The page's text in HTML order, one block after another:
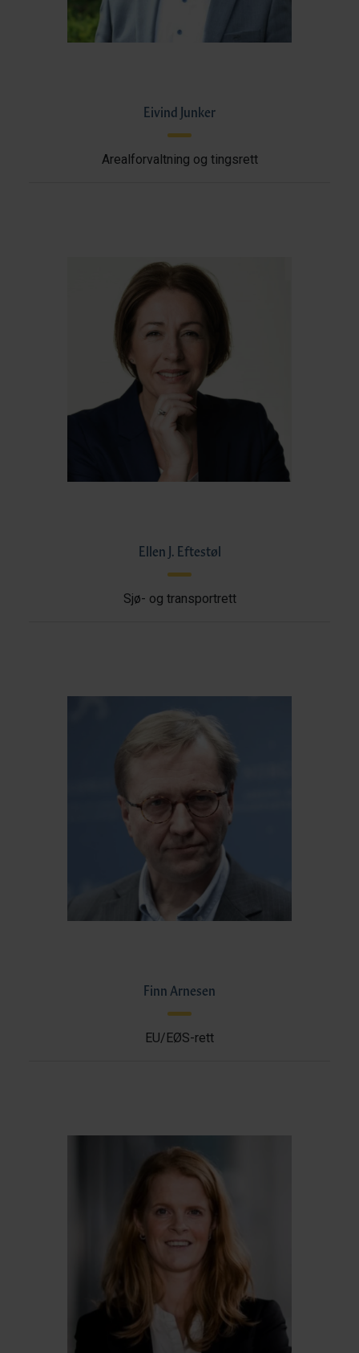
Eivind Junker
Arealforvaltning og tingsrett
Ellen J. Eftestøl
Sjø- og transportrett
Finn Arnesen
EU/EØS-rett